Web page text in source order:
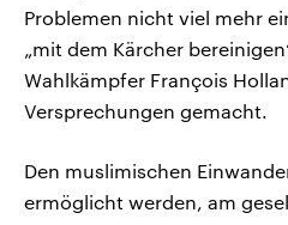
Problemen nicht viel mehr
„mit dem Kärcher
Wahlkämpfer François
Versprechungen gemacht.
Den muslimischen
ermöglicht werden, am